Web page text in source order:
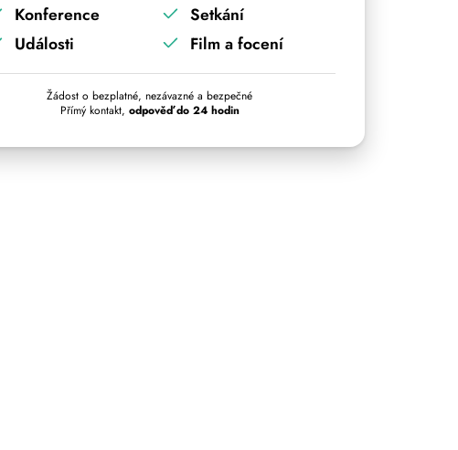
Konference
Setkání
Události
Film a focení
Žádost o bezplatné, nezávazné a bezpečné
Přímý kontakt, odpověď do 24 hodin